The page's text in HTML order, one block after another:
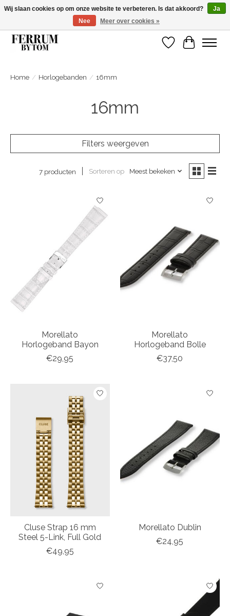
Wij zijn gelsoten van 14 tm 18 februari
Verlanglijst
Home / Horlogebanden / 16mm
16mm
Filters weergeven
7 producten Sorteren op Meest bekeken
Morellato
Horlogeband Bayon
€29,95
Morellato
Horlogeband Bolle
€37,50
Cluse Strap 16 mm
Steel 5-Link, Full Gold
€49,95
Morellato Dublin
€24,95
Wij slaan cookies op om onze website te verbeteren. Is dat akkoord?
Ja
Nee
Meer over cookies »